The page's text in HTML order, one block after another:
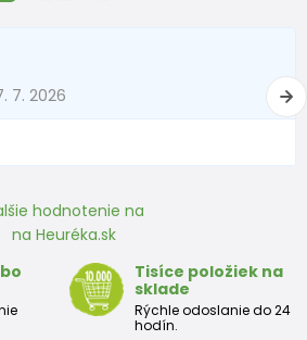
68 -74 8 - 9,5
74-80 9,5 - 11
batoľaťa
Prsia
(cm)
Pás
(cm)
(cm)
7. 2026
hodnotenie na
na Heuréka.sk
Tisíce položiek na
sklade
Rýchle odoslanie do 24
hodín.